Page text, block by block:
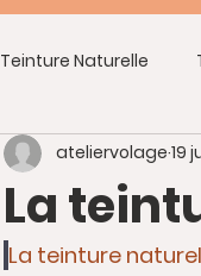
Teinture Naturelle
La
ateliervolage 19
La teinture